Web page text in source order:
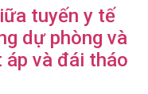
tuyến y tế
dự phòng và
áp và đái tháo